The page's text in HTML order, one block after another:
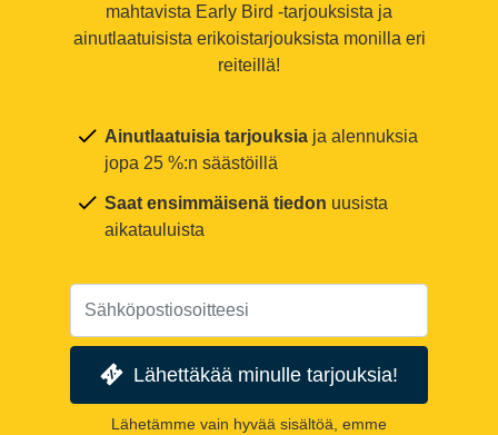
mahtavista Early Bird -tarjouksista ja
ainutlaatuisista erikoistarjouksista monilla eri
reiteillä!
Ainutlaatuisia tarjouksia ja alennuksia
jopa 25 %:n säästöillä
Saat ensimmäisenä tiedon uusista
aikatauluista
Lähettäkää minulle tarjouksia!
Lähetämme vain hyvää sisältöä, emme